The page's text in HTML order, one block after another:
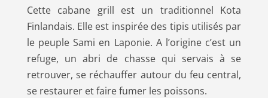
Cette cabane grill est un traditionnel Kota
Finlandais. Elle est inspirée des tipis utilisés par
le peuple Sami en Laponie. A l’origine c’est un
refuge, un abri de chasse qui servais à se
retrouver, se réchauffer autour du feu central,
se restaurer et faire fumer les poissons.